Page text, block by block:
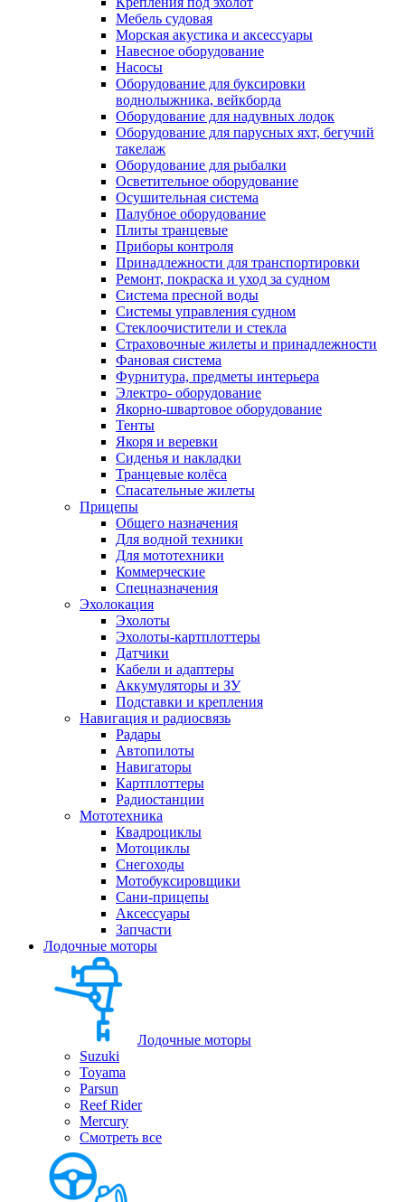
Мебель судовая
Морская акустика и аксессуары
Навесное оборудование
Насосы
Оборудование для буксировки
воднолыжника, вейкборда
Оборудование для надувных лодок
Оборудование для парусных яхт, бегучий
такелаж
Оборудование для рыбалки
Осветительное оборудование
Осушительная система
Палубное оборудование
Плиты транцевые
Приборы контроля
Принадлежности для транспортировки
Ремонт, покраска и уход за судном
Система пресной воды
Системы управления судном
Стеклоочистители и стекла
Страховочные жилеты и принадлежности
Фановая система
Фурнитура, предметы интерьера
Электро- оборудование
Якорно-швартовое оборудование
Тенты
Якоря и веревки
Сиденья и накладки
Транцевые колёса
Спасательные жилеты
Прицепы
Общего назначения
Для водной техники
Для мототехники
Коммерческие
Спецназначения
Эхолокация
Эхолоты
Эхолоты-картплоттеры
Датчики
Кабели и адаптеры
Аккумуляторы и ЗУ
Подставки и крепления
Навигация и радиосвязь
Радары
Автопилоты
Навигаторы
Картплоттеры
Радиостанции
Мототехника
Квадроциклы
Мотоциклы
Снегоходы
Мотобуксировщики
Сани-прицепы
Аксессуары
Запчасти
Лодочные моторы
Лодочные моторы
Suzuki
Toyama
Parsun
Reef Rider
Mercury
Смотреть все